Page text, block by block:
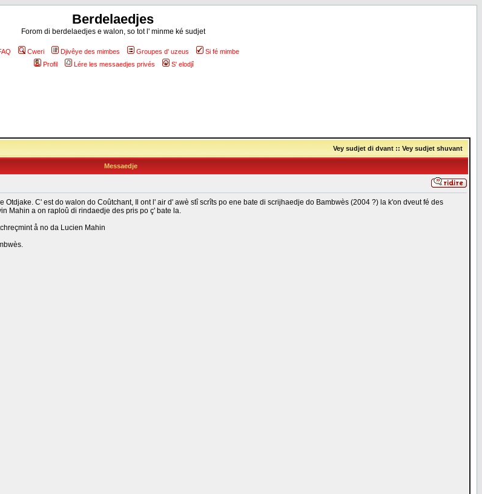
Berdelaedjes
Forom di berdelaedjes e walon, so tot l' minme ké sudjet
Cweri Djivêye des mimbes Groupes d' uzeus
Si fé mimbe
Profil
Lére les messaedjes privés S' elodjî
Vey sudjet di dvant :: Vey sudjet shuvant
Messaedje
C' est do walon do Coûtchant, Il ont l' air d' awè stî scrîts po ene bate di scrijhaedje do Bambwès (2004 ?) la k'on dveut fé des
Mahin a on raploû di rindaedje des pris po ç' bate la.
å no da Lucien Mahin